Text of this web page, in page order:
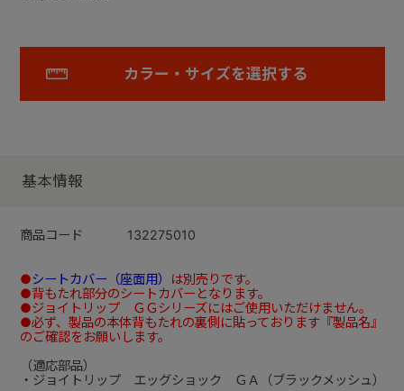
カラー・サイズを選択する
基本情報
商品コード 132275010
●シートカバー（座面用）
は別売りです。
●背もたれ部分のシートカバーとなります。
●ジョイトリップ ＧＧシリーズにはご使用いただけません。
●必ず、製品の本体背もたれの裏側に貼っております『製品名』
のご確認をお願いします。
（適応部品）
・ジョイトリップ エッグショック ＧＡ（ブラックメッシュ）